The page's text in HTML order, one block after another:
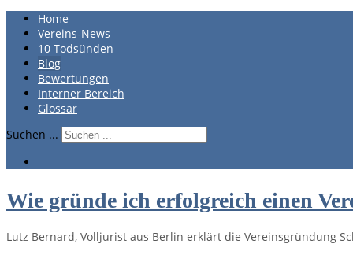
Home
Vereins-News
10 Todsünden
Blog
Bewertungen
Interner Bereich
Glossar
Suchen ...
Wie gründe ich erfolgreich einen
Lutz Bernard, Volljurist aus Berlin erklärt die Vereinsgründung